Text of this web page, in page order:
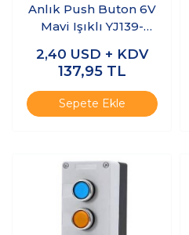
Anlık Push Buton 6V
Mavi Işıklı YJ139-
2,40 USD + KDV
137,95 TL
Sepete Ekle